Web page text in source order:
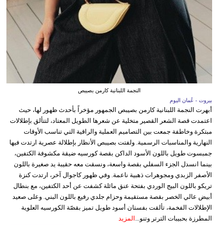
النجمة اللبنانية كارمن بصيبص
بيروت - عُمان اليوم
أبهرت النجمة اللبنانية كارمن بصيبص الجمهور مؤخراً بأحدث ظهور لها، حيث
اعتمدت قصة الشعر القصير متخلية عن شعرها الطويل المعتاد، لتتألق بإطلالات
مبتكرة وخاطفة جمعت بين التصاميم العملية والراقية التي تناسب الأوقات
النهارية والمناسبات الرسمية. ولفتت بصيبص الأنظار بإطلالة عصرية ارتدت فيها
جمبسوت طويل باللون الأسود الداكن بقصة كورسيه ضيقة مكشوفة الكتفين،
بينما انسدل الجزء السفلي بقصة واسعة، ونسقت معه حقيبة يد صغيرة باللون
الأصفر الزبدي ومجوهرات ذهبية ناعمة. وفي ظهور كاجوال آخر، ارتدت كنزة
تريكو باللون البيج الوردي بفتحة عنق مائلة كشفت عن أحد الكتفين، مع بنطال
أبيض عالي الخصر بقصة مستقيمة وحزام جلدي رفيع باللون البني. وعلى صعيد
الإطلالات الفخمة، تألقت بفستان أسود طويل تميز بقصّة الكورسيه العلوية
المطرزة بحبيبات الترتر وتنو...
المزيد